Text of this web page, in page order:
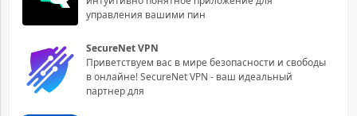
управления вашими пин
SecureNet VPN
Приветствуем вас в мире безопасности и свободы
в онлайне! SecureNet VPN - ваш идеальный
партнер для